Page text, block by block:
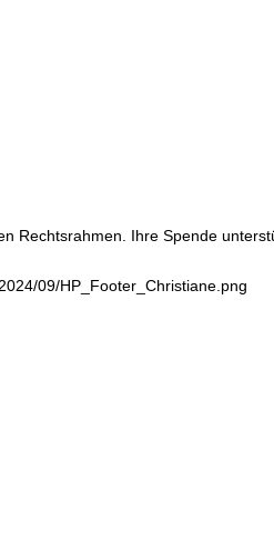
Rechtsrahmen. Ihre Spende